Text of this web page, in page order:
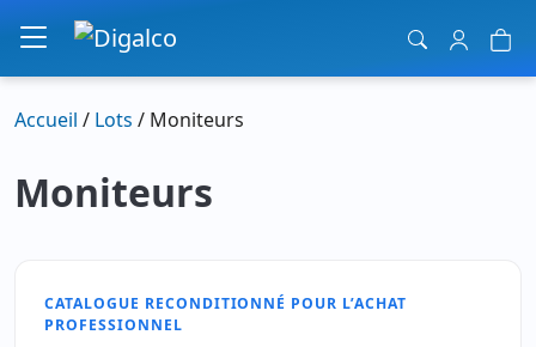
Navigation principale
Accueil / Lots / Moniteurs
Moniteurs
CATALOGUE RECONDITIONNÉ POUR L’ACHAT
PROFESSIONNEL